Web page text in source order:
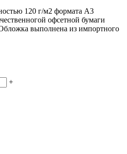
120 г/м2 формата А3
офсетной бумаги
выполнена из импортного
+